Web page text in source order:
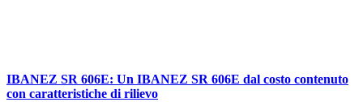
IBANEZ SR 606E: Un IBANEZ SR 606E dal costo contenuto
con caratteristiche di rilievo